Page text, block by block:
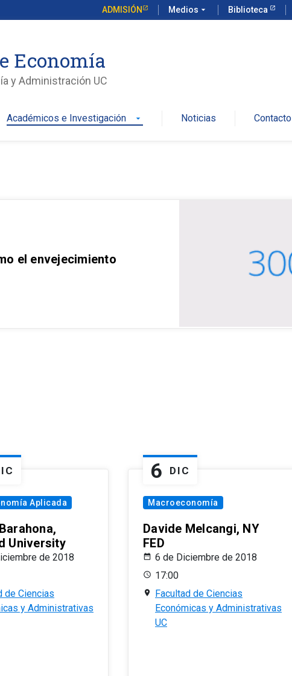
ADMISIÓN Medios arrow_drop_down Biblioteca
Economía
y Administración UC
Académicos e Investigación arrow_drop_down Noticias Contacto
el envejecimiento
Aplicada
University
de 2018
de Ciencias
y Administrativas
6 DIC
Macroeconomía
Davide Melcangi, NY
FED
6 de Diciembre de 2018
17:00
Facultad de Ciencias
Económicas y Administrativas
UC